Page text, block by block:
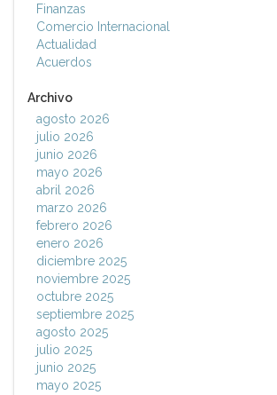
Finanzas
Comercio Internacional
Actualidad
Acuerdos
Archivo
agosto 2026
julio 2026
junio 2026
mayo 2026
abril 2026
marzo 2026
febrero 2026
enero 2026
diciembre 2025
noviembre 2025
octubre 2025
septiembre 2025
agosto 2025
julio 2025
junio 2025
mayo 2025